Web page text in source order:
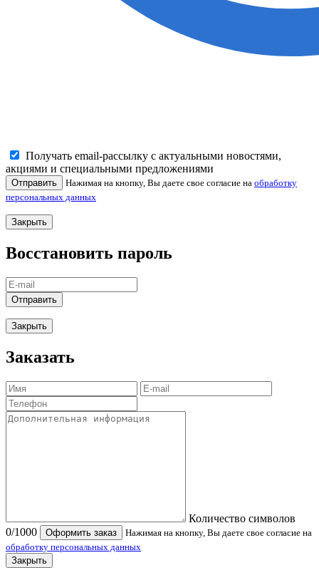
Получать email-рассылку с актуальными новостями,
акциями и специальными предложениями
Отправить Нажимая на кнопку, Вы даете свое согласие на обработку
персональных данных
Закрыть
Восстановить пароль
Отправить
Закрыть
Заказать
Количество символов
0/1000 Оформить заказ
Нажимая на кнопку, Вы даете свое согласие на
обработку персональных данных
Закрыть